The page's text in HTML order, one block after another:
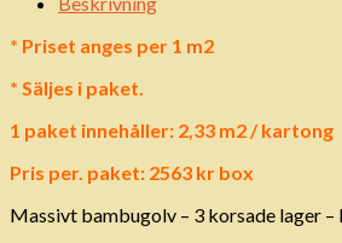
* Priset anges per 1 m2
* Säljes i paket.
1 paket innehåller: 2,33 m2 / kartong
Pris per. paket: 2563 kr box
Massivt bambugolv – 3 korsade lager –